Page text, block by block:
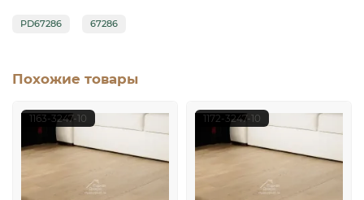
PD67286 67286
Похожие товары
1163-3247-10 1172-3247-10